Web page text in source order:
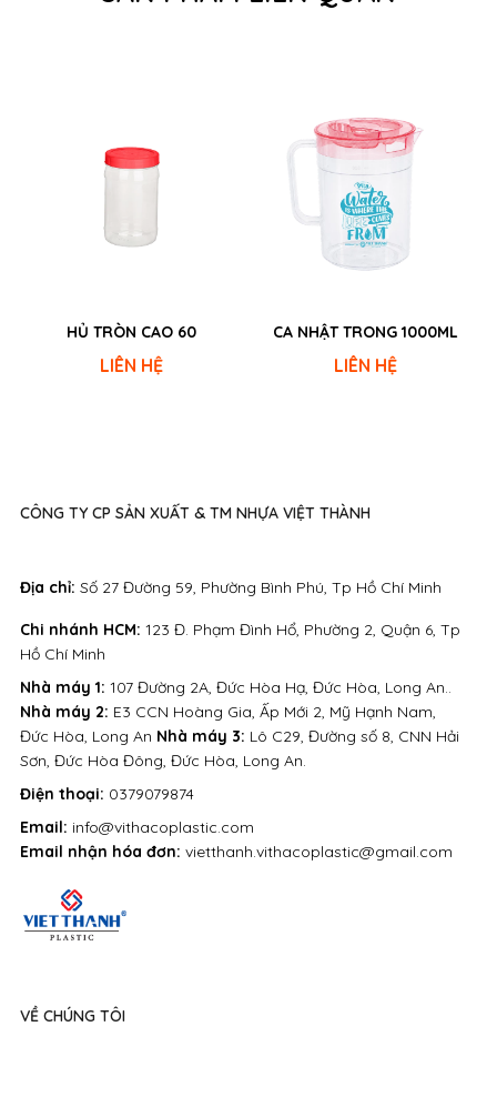
HỦ TRÒN CAO 60
LIÊN HỆ
CA NHẬT TRONG 1000ML
LIÊN HỆ
VỀ CHÚNG TÔI
Địa chỉ: Số 27 Đường 59, Phường Bình Phú, Tp Hồ Chí Minh
Điện thoại: 0379079874
Email: info@vithacoplastic.com
Email nhận hóa đơn: vietthanh.vithacoplastic@gmail.com
CÔNG TY CP SẢN XUẤT & TM NHỰA VIỆT THÀNH
Nhà máy 1: 107 Đường 2A, Đức Hòa Hạ, Đức Hòa, Long An..
Nhà máy 2: E3 CCN Hoàng Gia, Ấp Mới 2, Mỹ Hạnh Nam,
Đức Hòa, Long An Nhà máy 3: Lô C29, Đường số 8, CNN Hải
Sơn, Đức Hòa Đông, Đức Hòa, Long An.
Chi nhánh HCM: 123 Đ. Phạm Đình Hổ, Phường 2, Quận 6, Tp
Hồ Chí Minh